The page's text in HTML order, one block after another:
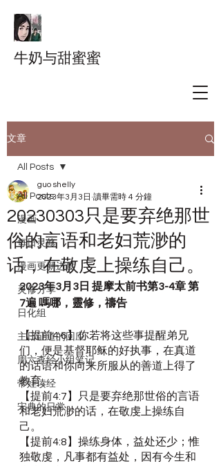
牛奶与甜蜜蜜
文章
All Posts
漫画
每日灵修
漫画更新进度
灵修分享
日化组
主日证道的回应
周六查经小组笔记
带娃读经
宋典的日常
All Posts
20230303只是要弃绝那世
俗的言语和老妇荒渺的
话，在敬虔上操练自己。
guo shelly
2023年3月3日 讀畢需時 4 分鐘
2023年3月3日 提摩太前书第3-4章 第
7遍 嗎哪，靈修，禱告
【提前4:6】你若将这些事提醒弟兄
们，便是基督耶稣的好执事，在真道
的话语和你向来所服从的善道上得了
教育。
【提前4:7】只是要弃绝那世俗的言语
和老妇荒渺的话，在敬虔上操练自
己。
【提前4:8】操练身体，益处还少；惟
独敬虔，凡事都有益处，因有今生和